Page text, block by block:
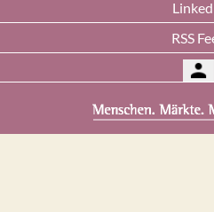
RSS